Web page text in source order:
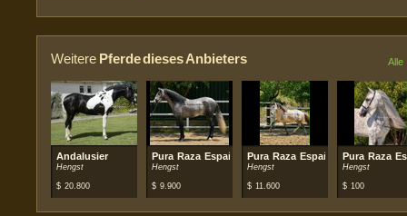
Weitere Pferde dieses Anbieters Alle
Andalusier
Hengst
$ 20.800
Pura Raza Española (PRE)
Hengst
$ 9.900
Pura Raza Española (PRE)
Hengst
$ 11.600
Pura Raza
Hengst
$ 100